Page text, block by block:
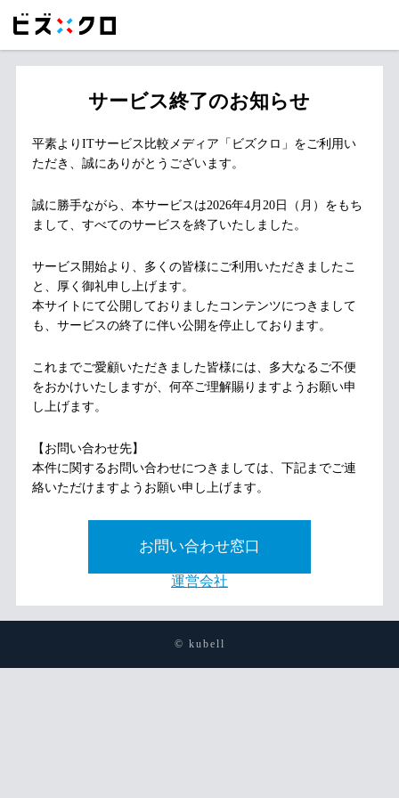
サービス終了のお知らせ
平素よりITサービス比較メディア「ビズクロ」をご利用い
ただき、誠にありがとうございます。
誠に勝手ながら、本サービスは2026年4月20日（月）をもち
まして、すべてのサービスを終了いたしました。
サービス開始より、多くの皆様にご利用いただきましたこ
と、厚く御礼申し上げます。
本サイトにて公開しておりましたコンテンツにつきまして
も、サービスの終了に伴い公開を停止しております。
これまでご愛顧いただきました皆様には、多大なるご不便
をおかけいたしますが、何卒ご理解賜りますようお願い申
し上げます。
【お問い合わせ先】
本件に関するお問い合わせにつきましては、下記までご連
絡いただけますようお願い申し上げます。
お問い合わせ窓口
運営会社
© kubell